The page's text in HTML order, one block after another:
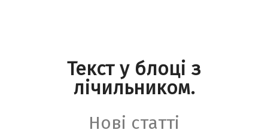
Текст у блоці з
лічильником.
Нові статті